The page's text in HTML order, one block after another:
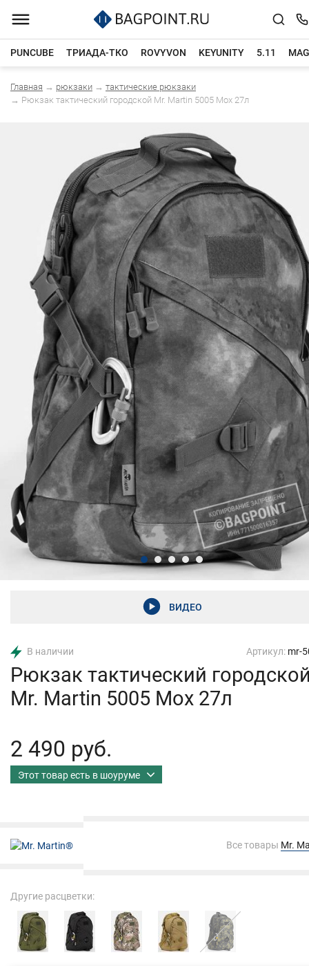
PUNCUBE ТРИАДА-ТКО ROVYVON KEYUNITY 5.11
Каталог товаров
Главная → рюкзаки → тактические рюкзаки
→ Рюкзак тактический городской Mr. Martin 5005 Мох 27л
ВИДЕО
В наличии Артикул: mr-
Рюкзак тактический
Mr. Martin 5005 Мох 27л
2 490 руб.
Этот товар есть в шоуруме
Все товары Mr.
Другие расцветки: